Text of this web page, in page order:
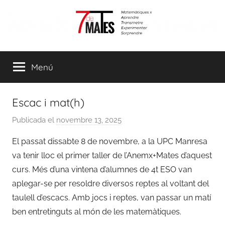
7demates
aprendre,
transmetre,
sorprendre
Menú
Escac i mat(h)
Publicada el novembre 13, 2025
r
C
o
o
r
d
El passat dissabte 8 de novembre, a la UPC Manresa
va tenir lloc el primer taller de l’Anemx+Mates d’aquest
curs. Més d’una vintena d’alumnes de 4t ESO van
aplegar-se per resoldre diversos reptes al voltant del
taulell d’escacs. Amb jocs i reptes, van passar un matí
ben entretinguts al món de les matemàtiques.